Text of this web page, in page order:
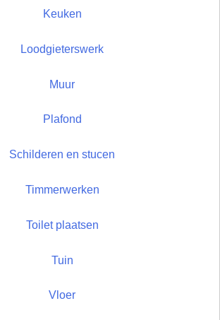
Keuken
Loodgieterswerk
Muur
Plafond
Schilderen en stucen
Timmerwerken
Toilet plaatsen
Tuin
Vloer